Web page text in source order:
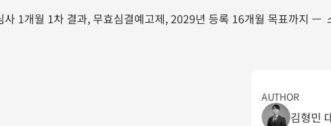
1개월 1차 결과, 무효심결예고제, 2029년 등록 16개월 목표까지 —
AUTHOR
김형민